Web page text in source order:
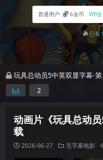
普通用户: 6金币 VIP
已有
玩具总动员5中英双显字幕-
2
动画片《玩具总动
载
2026-06-27 无字幕电影